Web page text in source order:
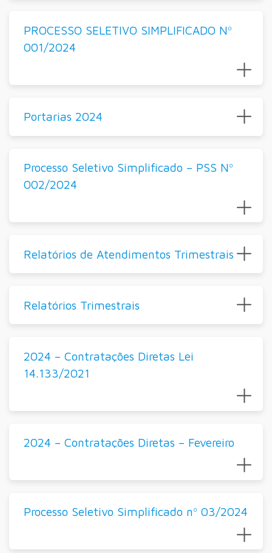
PROCESSO SELETIVO SIMPLIFICADO Nº
001/2024
Portarias 2024
Processo Seletivo Simplificado – PSS Nº
002/2024
Relatórios de Atendimentos Trimestrais
Relatórios Trimestrais
2024 – Contratações Diretas Lei
14.133/2021
2024 – Contratações Diretas – Fevereiro
Processo Seletivo Simplificado nº 03/2024